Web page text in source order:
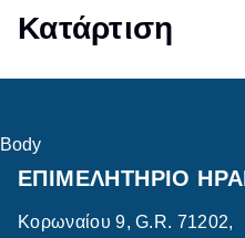
Κατάρτιση
Body
ΕΠΙΜΕΛΗΤΗΡΙΟ
Κορωναίου 9, G.R. 71202,